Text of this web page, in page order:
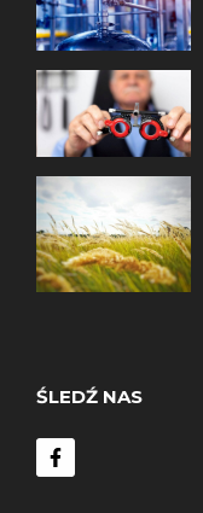
ŚLEDŹ NAS